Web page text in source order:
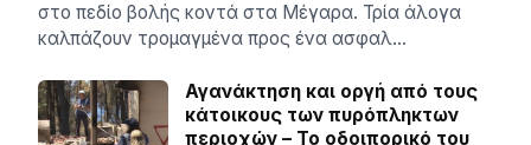
στο πεδίο βολής κοντά στα Μέγαρα. Τρία άλογα
καλπάζουν τρομαγμένα προς ένα ασφαλ…
Αγανάκτηση και οργή από τους
κάτοικους των πυρόπληκτων
περιοχών – To οδοιπορικό του